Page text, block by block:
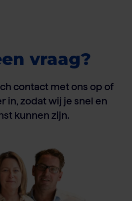
vraag?
contact met ons op of
in, zodat wij je snel en
kunnen zijn.